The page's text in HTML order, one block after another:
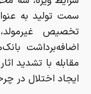
وی در تشریح
پرونده‌های
دقت کارشناسی
سوی شبکه بانکی